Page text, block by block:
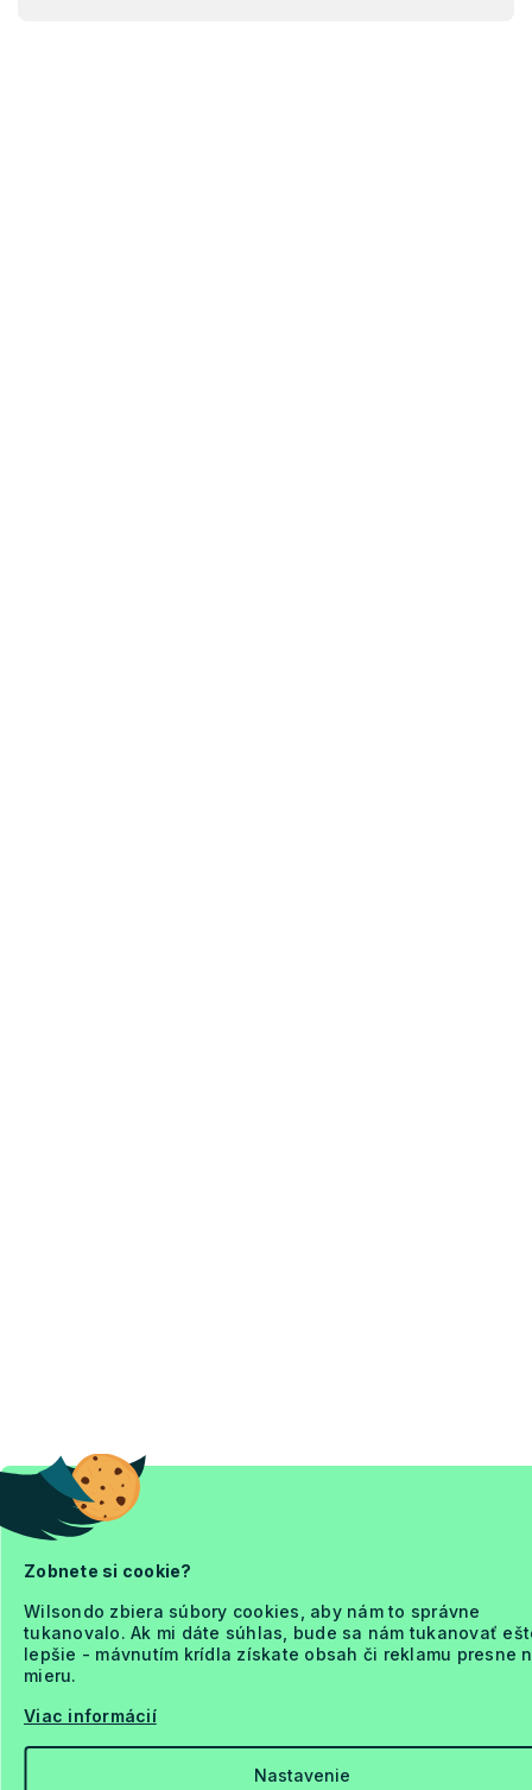
Zobnete si cookie?
Wilsondo zbiera súbory cookies, aby nám to správne
tukanovalo. Ak mi dáte súhlas, bude sa nám tukanovať
lepšie - mávnutím krídla získate obsah či reklamu presne
mieru.
Viac informácií
Nastavenie